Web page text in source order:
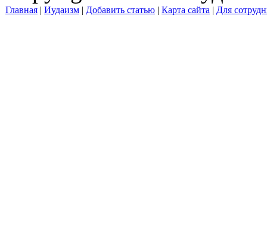
Главная | Иудаизм | Добавить статью | Карта сайта | Для